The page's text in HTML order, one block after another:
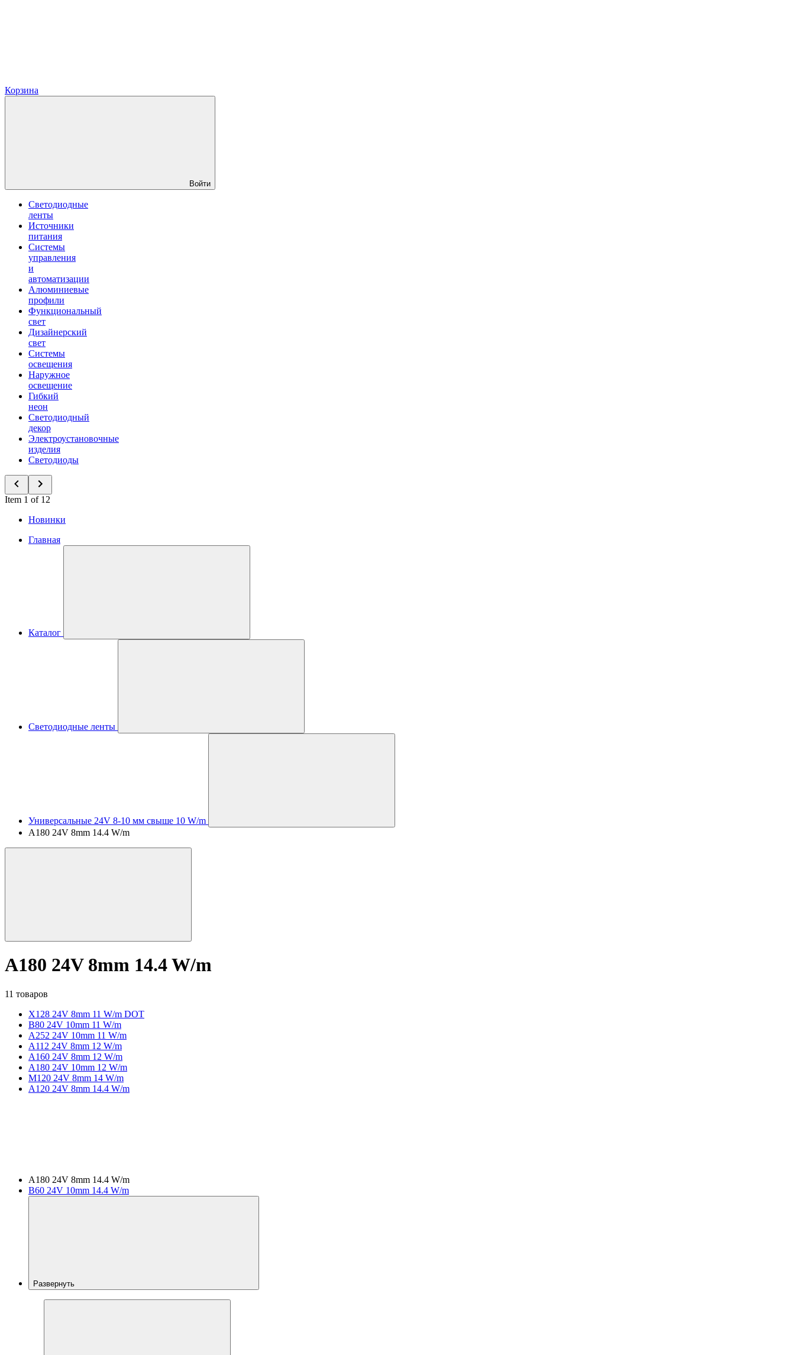
Корзина
Войти
Светодиодные
ленты
Источники
питания
Системы
управления
и
автоматизации
Алюминиевые
профили
Функциональный
свет
Дизайнерский
свет
Системы
освещения
Наружное
освещение
Гибкий
неон
Светодиодный
декор
Электроустановочные
изделия
Светодиоды
Item 1 of 12
Новинки
Главная
Каталог
Светодиодные ленты
Универсальные 24V 8-10 мм свыше 10 W/m
A180 24V 8mm 14.4 W/m
A180 24V 8mm 14.4 W/m
11 товаров
X128 24V 8mm 11 W/m DOT
B80 24V 10mm 11 W/m
A252 24V 10mm 11 W/m
A112 24V 8mm 12 W/m
A160 24V 8mm 12 W/m
A180 24V 10mm 12 W/m
M120 24V 8mm 14 W/m
A120 24V 8mm 14.4 W/m
A180 24V 8mm 14.4 W/m
B60 24V 10mm 14.4 W/m
Развернуть